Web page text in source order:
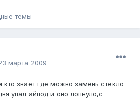
темы
марта 2009
знает где можно замень стекло
упал айпод и оно лопнуло,с